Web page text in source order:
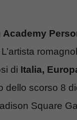
di Italia,
scorso 8
Square